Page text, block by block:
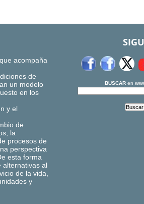
acompaña
de
un modelo
en los
y el
de
la
procesos de
perspectiva
esta forma
alternativas al
de la vida,
y
BUSCARen